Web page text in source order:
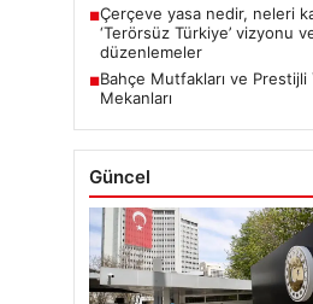
■Çerçeve yasa nedir, neleri
‘Terörsüz Türkiye’ vizyonu
düzenlemeler
■Bahçe Mutfakları ve Prestijli
Mekanları
Güncel